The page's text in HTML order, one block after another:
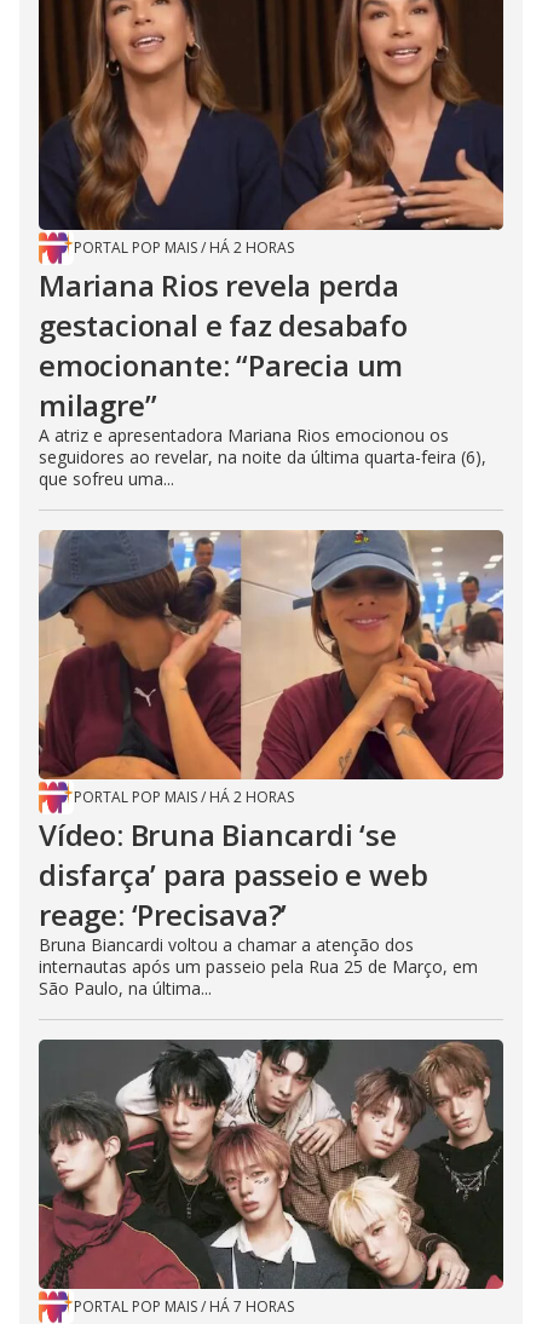
PORTAL POP MAIS/ HÁ 2 HORAS
Mariana Rios revela perda
gestacional e faz desabafo
emocionante: “Parecia um
milagre”
A atriz e apresentadora Mariana Rios emocionou os
seguidores ao revelar, na noite da última quarta-feira (6),
que sofreu uma...
PORTAL POP MAIS/ HÁ 2 HORAS
Vídeo: Bruna Biancardi ‘se
disfarça’ para passeio e web
reage: ‘Precisava?’
Bruna Biancardi voltou a chamar a atenção dos
internautas após um passeio pela Rua 25 de Março, em
São Paulo, na última...
PORTAL POP MAIS/ HÁ 7 HORAS